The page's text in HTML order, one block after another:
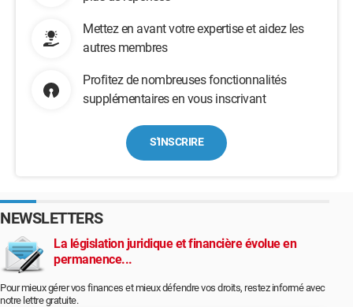
Mettez en avant votre expertise et aidez les
autres membres
Profitez de nombreuses fonctionnalités
supplémentaires en vous inscrivant
S'INSCRIRE
NEWSLETTERS
La législation juridique et financière évolue en
permanence...
Pour mieux gérer vos finances et mieux défendre vos droits, restez informé avec
notre lettre gratuite.